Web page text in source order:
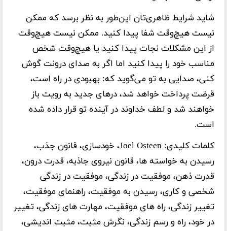
شاید شرایط ظاهری‌تان این‌طور به نظر برسد که ممکن
نیست هیچ‌وقت شفا پیدا کنید. ممکن نیست هیچ‌وقت
از این مشکلات نجات پیدا کنید یا هیچ‌وقت شخص
مناسب خود را پیدا کنید اما اگر به صدای درونت گوش
کنی، صدایی به تو می‌گوید که: بهبودی در راه است،
قرضت پرداخت خواهد شد، درهای جدید به رویت باز
خواهند شد و لطف خداوند در آینده تو قرار داده شده
است.
کلمات کلیدی:
Joel Osteen، خودسازی، قانون جذب،
رسیدن به خواسته ها، قانون نیروی جاذبه، قدرت درون،
قدرت ذهن، موفقیت در زندگی، موفقیت در زندگی
شخصی و کاری، رسیدن به موفقیت، راهنمای موفقیت،
تغییر زندگی، راه های موفقیت، مهارت های زندگی، تغییر
در خود، راه و رسم زندگی، نگرش مثبت، مثبت اندیشی،